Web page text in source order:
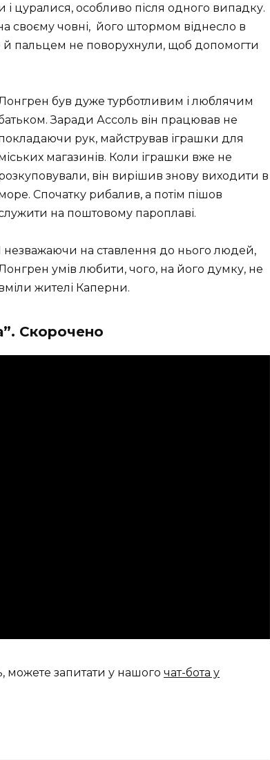
цуралися, особливо після одного випадку.
човні, його штормом віднесло в
й пальцем не поворухнули, щоб допомогти
був дуже турботливим і люблячим
Заради Ассоль він працював не
рук, майстрував іграшки для
магазинів. Коли іграшки вже не
він вирішив знову виходити в
Спочатку рибалив, а потім пішов
на поштовому пароплаві.
І незважаючи на ставлення до нього людей,
умів любити, чого, на його думку, не
жителі Каперни.
Скорочено
можете запитати у нашого чат-бота у